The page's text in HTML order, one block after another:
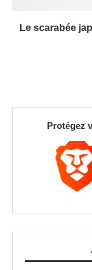
Le scarabée
Protégez